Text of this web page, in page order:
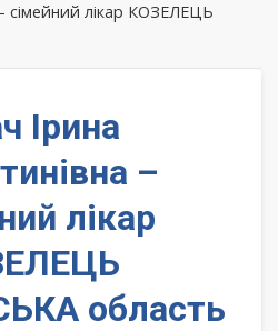
сімейний лікар КОЗЕЛЕЦЬ
Ірина
–
лікар
область